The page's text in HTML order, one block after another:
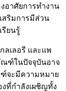
อาศัยการทำงาน
สริมการมีส่วน
ยนรู้
ลเลอรี และแพ
ณฑ์ในปัจจุบันอาจ
จะมีความหมาย
ที่กำลังเผชิญทั้ง